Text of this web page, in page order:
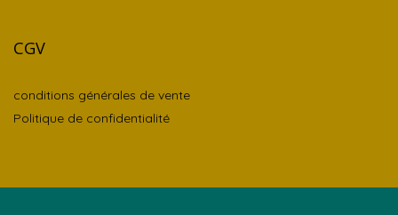
CGV
conditions générales de vente
Politique de confidentialité